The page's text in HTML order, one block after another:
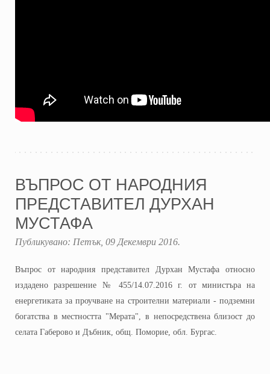
ВЪПРОС ОТ НАРОДНИЯ
ПРЕДСТАВИТЕЛ ДУРХАН
МУСТАФА
Публикувано: Петък, 09 Декември 2016.
Въпрос от народния представител Дурхан Мустафа относно
издадено разрешение № 455/14.07.2016 г. от министъра на
енергетиката за проучване на строителни материали - подземни
богатства в местността "Мерата", в непосредствена близост до
селата Габерово и Дъбник, общ. Поморие, обл. Бургас.